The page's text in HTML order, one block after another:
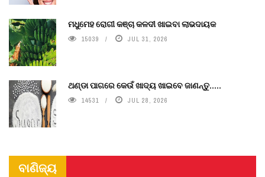
ମଧୁମେହ ରୋଗୀ କଞ୍ଚା କଳଦୀ ଖାଇବା ଲାଭଦାୟକ
15039 JUL 31, 2026
ଥଣ୍ଡା ପାଗରେ କେଉଁ ଖାଦ୍ୟ ଖାଇବେ ଜାଣନ୍ତୁ.....
14531 JUL 28, 2026
ବାଣିଜ୍ୟ